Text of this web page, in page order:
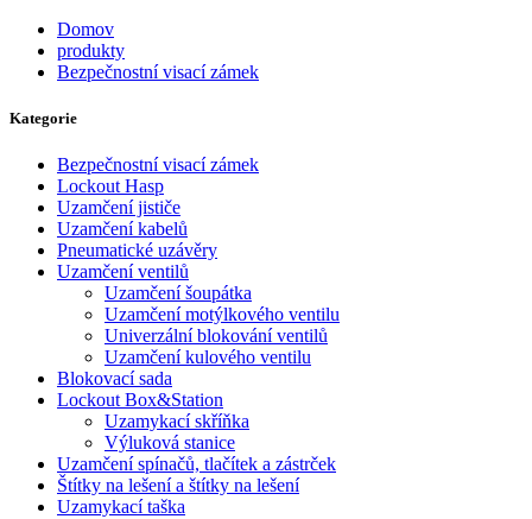
Domov
produkty
Bezpečnostní visací zámek
Kategorie
Bezpečnostní visací zámek
Lockout Hasp
Uzamčení jističe
Uzamčení kabelů
Pneumatické uzávěry
Uzamčení ventilů
Uzamčení šoupátka
Uzamčení motýlkového ventilu
Univerzální blokování ventilů
Uzamčení kulového ventilu
Blokovací sada
Lockout Box&Station
Uzamykací skříňka
Výluková stanice
Uzamčení spínačů, tlačítek a zástrček
Štítky na lešení a štítky na lešení
Uzamykací taška